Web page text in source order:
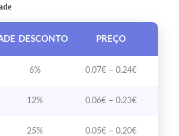
DESCONTO PREÇO
6% 0.07€ – 0.24€Price
12% 0.06€ – 0.23€Price
25% 0.05€ – 0.20€Price